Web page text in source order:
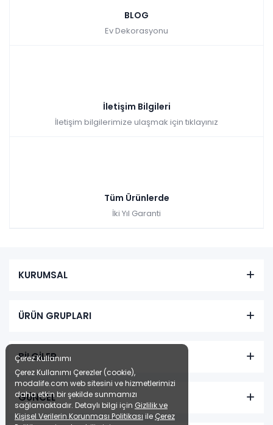
BLOG
Ev Dekorasyonu
İletişim Bilgileri
İletişim bilgilerimize ulaşmak için tıklayınız
Tüm Ürünlerde
İki Yıl Garanti
KURUMSAL
ÜRÜN GRUPLARI
BİLGİLER
GÜNCEL
Çerez Kullanımı
Çerez Kullanımı Çerezler (cookie),
modalife.com web sitesini ve hizmetlerimizi
daha etkin bir şekilde sunmamızı
sağlamaktadır. Detaylı bilgi için Gizlilik ve
Kişisel Verilerin Korunması Politikası ile Çerez